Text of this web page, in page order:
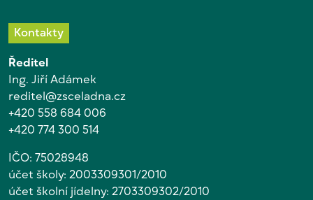
Kontakty
Ředitel
Ing. Jiří Adámek
reditel@zsceladna.cz
+420 558 684 006
+420 774 300 514
IČO: 75028948
účet školy: 2003309301/2010
účet školní jídelny: 2703309302/2010